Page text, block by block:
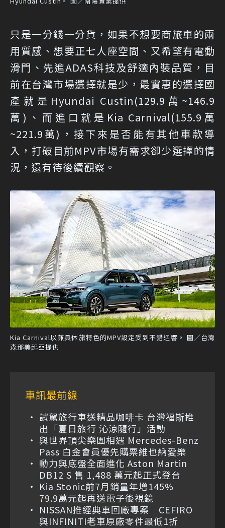
只是一分錢一分貨，如果不想要商旅車的兩
用質感、想要正七人座空間、又希望有電動
滑門、先進ADAS科技及舒適內裝品質，目
前在台灣市場選擇就是少，最實惠的選擇國
產就是Hyundai Custin(129.9萬~146.9
萬)、而進口就是Kia Carnival(155.9萬
~221.9萬)，接下來是否能有其他車款導
入，打破目前MPV市場有需求卻少選擇的情
況，還有待後續觀察。
Kia Carnival以兼具休旅特色的MPV設定受到不錯迴響。 圖／台灣
森那美起亞提供
車訊最前線
試駕旅行車送精品咖啡卡 台灣福斯推
出「夏日旅行 沁涼隨行」活動
與世界頂尖樂團相遇 Mercedes-Benz
Pass 白金會員優先購票維也納愛樂
動力與底盤全面進化 Aston Martin
DB12 S 售 1,488 萬元起正式登台
Kia Stonic前7月銷量年增145%
79.9萬元起再送電子後視鏡
NISSAN推經典車回廠專案 CEFIRO
與INFINITI老車原廠零件最低1折